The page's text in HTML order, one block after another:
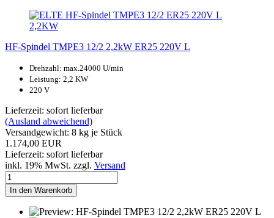
HF-Spindel TMPE3 12/2 2,2kW ER25 220V L
Drehzahl: max.24000 U/min
Leistung: 2,2 KW
220 V
Lieferzeit: sofort lieferbar
(Ausland abweichend)
Versandgewicht: 8 kg je Stück
1.174,00 EUR
Lieferzeit: sofort lieferbar
inkl. 19% MwSt. zzgl. Versand
In den Warenkorb